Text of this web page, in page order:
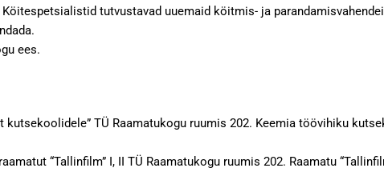
tutvustavad uuemaid köitmis- ja
ees.
kutsekoolidele” TÜ Raamatukogu ruumis 202. Keemia töövihiku
“Tallinfilm” I, II TÜ Raamatukogu ruumis 202. Raamatu